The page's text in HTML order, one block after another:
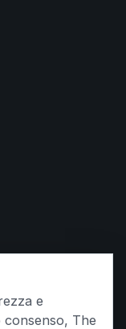
e
The